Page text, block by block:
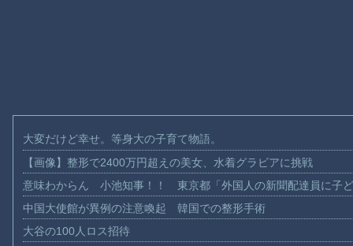
大変だけど幸せ。等身大の子育て物語。
【画像】整形で2400万円超えの美女、水着グラビアに挑戦
意味わからん 小池知事！！ 東京都「外国人の新聞配達員に子
中国大使館が異例の注意喚起 韓国での整形手術
大谷の100人ロス招待